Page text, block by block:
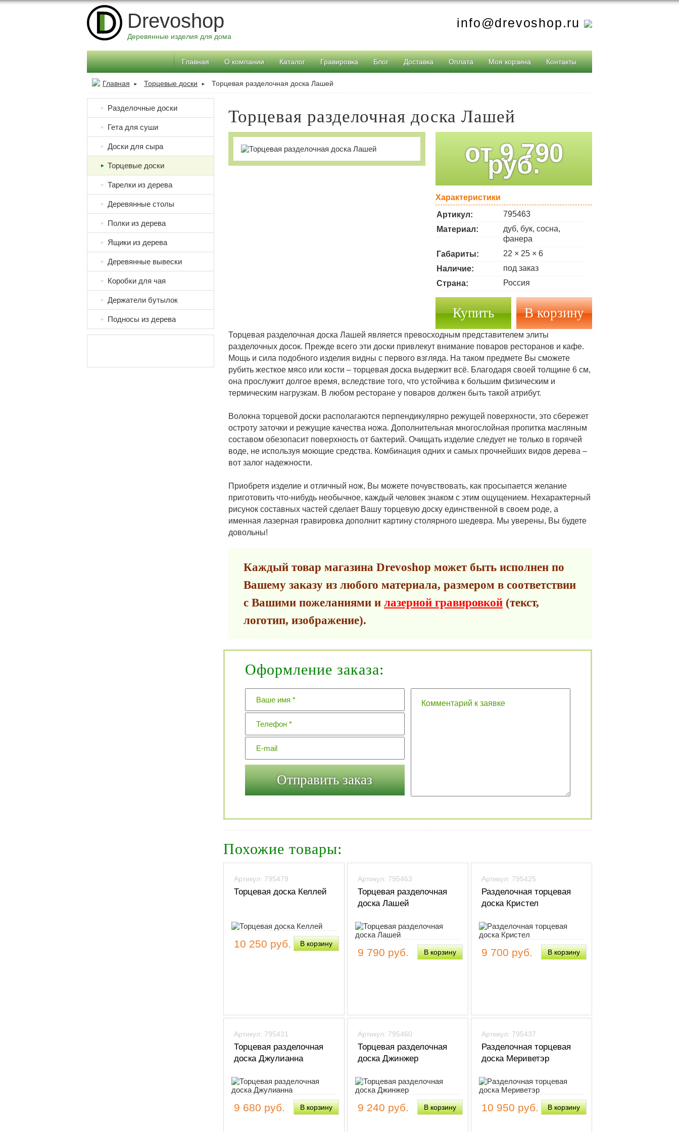
Drevoshop
Деревянные изделия для дома
info@drevoshop.ru
Главная О компании Каталог Гравировка Блог Доставка Оплата Моя корзина Контакты
Главная ► Торцевые доски ► Торцевая разделочная доска Лашей
► Разделочные доски
► Гета для суши
► Доски для сыра
► Торцевые доски
► Тарелки из дерева
► Деревянные столы
► Полки из дерева
► Ящики из дерева
► Деревянные вывески
► Коробки для чая
► Держатели бутылок
► Подносы из дерева
Торцевая разделочная доска Лашей
от9 790
руб.
Характеристики
Артикул:
795463
Материал:
дуб, бук, сосна,
фанера
Габариты:
22 × 25 × 6
Наличие:
под заказ
Страна:
Россия
Купить
Торцевая разделочная доска Лашей является превосходным представителем элиты
разделочных досок. Прежде всего эти доски привлекут внимание поваров ресторанов и кафе.
Мощь и сила подобного изделия видны с первого взгляда. На таком предмете Вы сможете
рубить жесткое мясо или кости – торцевая доска выдержит всё. Благодаря своей толщине 6 см,
она прослужит долгое время, вследствие того, что устойчива к большим физическим и
термическим нагрузкам. В любом ресторане у поваров должен быть такой атрибут.
Волокна торцевой доски располагаются перпендикулярно режущей поверхности, это сбережет
остроту заточки и режущие качества ножа. Дополнительная многослойная пропитка масляным
составом обезопасит поверхность от бактерий. Очищать изделие следует не только в горячей
воде, не используя моющие средства. Комбинация одних и самых прочнейших видов дерева –
вот залог надежности.
Приобретя изделие и отличный нож, Вы можете почувствовать, как просыпается желание
приготовить что-нибудь необычное, каждый человек знаком с этим ощущением. Нехарактерный
рисунок составных частей сделает Вашу торцевую доску единственной в своем роде, а
именная лазерная гравировка дополнит картину столярного шедевра. Мы уверены, Вы будете
довольны!
Каждый товар магазина Drevoshop может быть исполнен по
Вашему заказу из любого материала, размером в соответствии
с Вашими пожеланиями и лазерной гравировкой (текст,
логотип, изображение).
Оформление заказа:
Похожие товары:
Артикул: 795479
Торцевая доска Келлей
10 250 руб.
Артикул: 795463
Торцевая разделочная
доска Лашей
9 790 руб.
Артикул: 795425
Разделочная торцевая
доска Кристел
9 700 руб.
Артикул: 795431
Торцевая разделочная
доска Джулианна
9 680 руб.
Артикул: 795460
Торцевая разделочная
доска Джинжер
9 240 руб.
Артикул: 795437
Разделочная торцевая
доска Мериветэр
10 950 руб.